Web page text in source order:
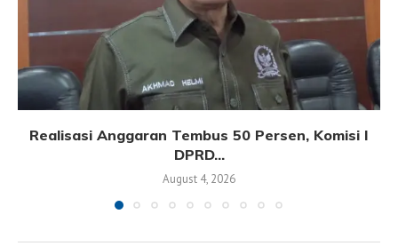
Realisasi Anggaran Tembus 50 Persen, Komisi I
DPRD...
August 4, 2026